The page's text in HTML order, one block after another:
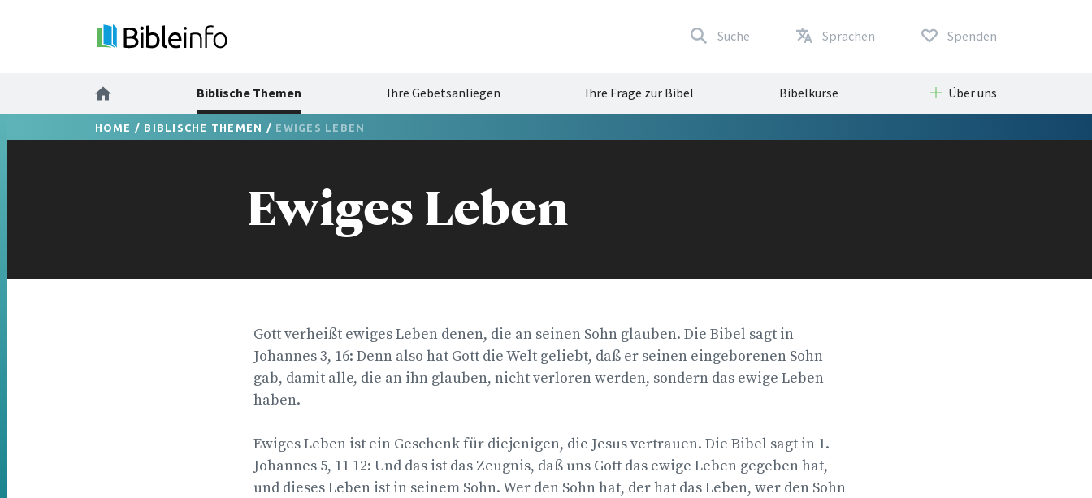
Suche Sprachen Spenden
Biblische Themen Ihre Gebetsanliegen Ihre Frage zur Bibel Bibelkurse Über uns
HOME / BIBLISCHE THEMEN / EWIGES LEBEN
Ewiges Leben
Gott verheißt ewiges Leben denen, die an seinen Sohn glauben. Die Bibel sagt in
Johannes 3, 16: Denn also hat Gott die Welt geliebt, daß er seinen eingeborenen Sohn
gab, damit alle, die an ihn glauben, nicht verloren werden, sondern das ewige Leben
haben.
Ewiges Leben ist ein Geschenk für diejenigen, die Jesus vertrauen. Die Bibel sagt in 1.
Johannes 5, 11 12: Und das ist das Zeugnis, daß uns Gott das ewige Leben gegeben hat,
und dieses Leben ist in seinem Sohn. Wer den Sohn hat, der hat das Leben, wer den Sohn